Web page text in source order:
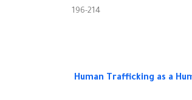
196-214
Human Trafficking as a